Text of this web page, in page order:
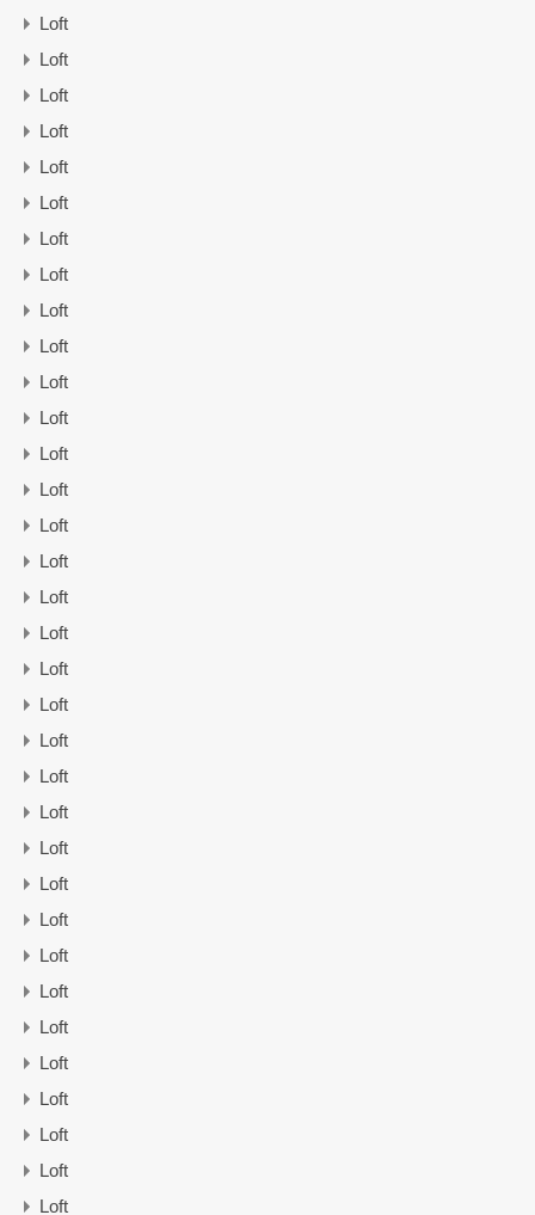
Loft
Loft
Loft
Loft
Loft
Loft
Loft
Loft
Loft
Loft
Loft
Loft
Loft
Loft
Loft
Loft
Loft
Loft
Loft
Loft
Loft
Loft
Loft
Loft
Loft
Loft
Loft
Loft
Loft
Loft
Loft
Loft
Loft
Loft